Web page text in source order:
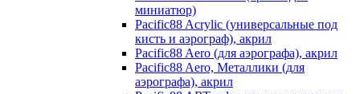
миниатюр)
Pacific88 Acrylic (универсальные под
кисть и аэрограф), акрил
Pacific88 Aero (для аэрографа), акрил
Pacific88 Aero, Металлики (для
аэрографа), акрил